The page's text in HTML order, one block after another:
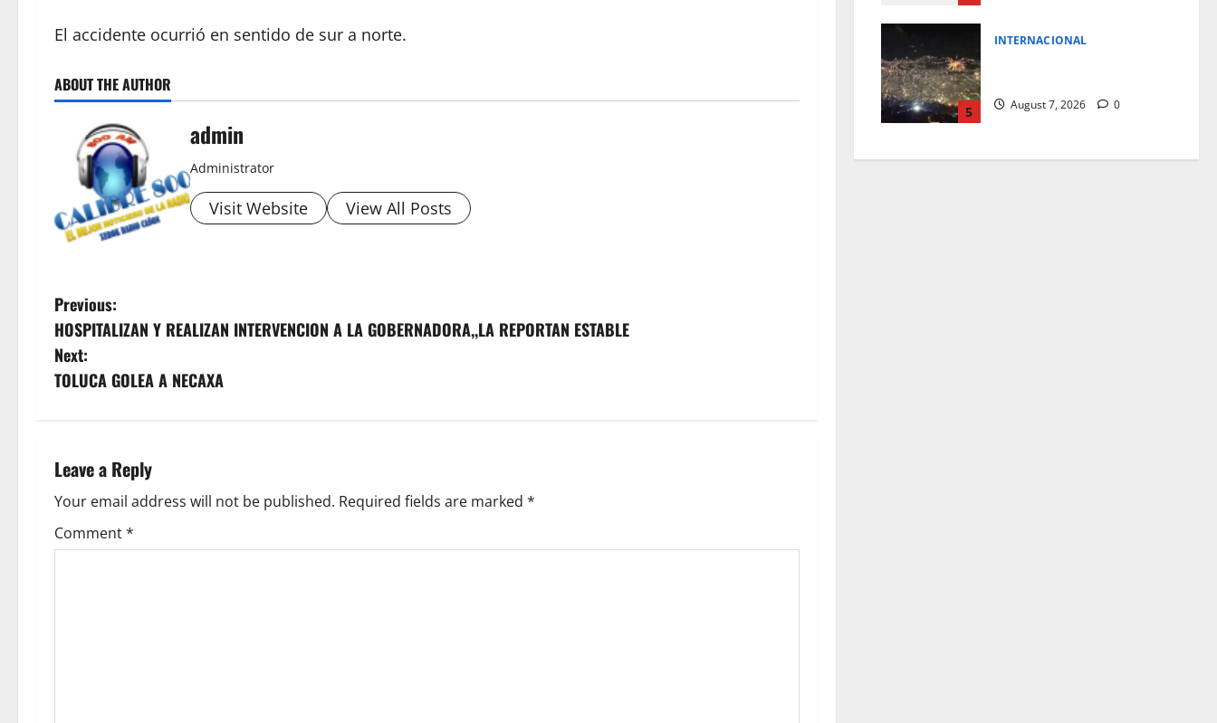
El accidente ocurrió en sentido de sur a norte.
ABOUT THE AUTHOR
admin
Administrator
Visit Website View All Posts
P
o
s
n
a
v
Previous:
HOSPITALIZAN Y REALIZAN INTERVENCION A LA GOBERNADORA,,LA REPORTAN ESTABLE
Next:
TOLUCA GOLEA A NECAXA
Leave a Reply
Your email address will not be published. Required fields are marked *
Comment*
5
INTERNACIONAL
August 7, 2026 0